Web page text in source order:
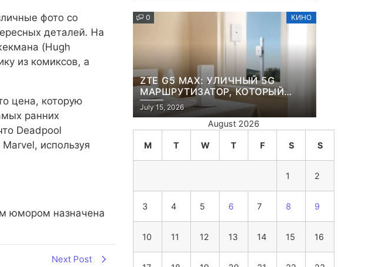
фото со
деталей. На
(Hugh
из комиксов, а
цена, которую
ранних
Deadpool
используя
юмором назначена
Next Post
0 КИНО
ZTE G5 MAX: УЛИЧНЫЙ 5G
МАРШРУТИЗАТОР, КОТОРЫЙ
ПЕРЕЖИВЕТ И ЛЮТУЮ ЗИМУ, И
ЖАРКОЕ ЛЕТО
July 15, 2026
August 2026
M T W T F S S
1 2
3 4 5 6 7 8 9
10 11 12 13 14 15 16